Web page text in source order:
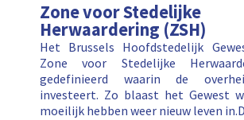
Zone voor Stedelijke
Herwaardering (ZSH)
Het Brussels Hoofdstedelijk
Zone voor Stedelijke
gedefinieerd waarin de
investeert. Zo blaast het Gewest
moeilijk hebben weer nieuw leven